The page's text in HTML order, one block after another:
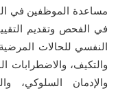
مساعدة الموظفين في
في الفحص وتقديم
النفسي للحالات
والتكيف، والاضطرابات
والإدمان السلوكي،